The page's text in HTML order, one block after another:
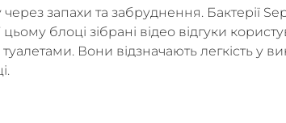
запахи та забруднення. Бактерії
блоці зібрані відео відгуки
Вони відзначають легкість у